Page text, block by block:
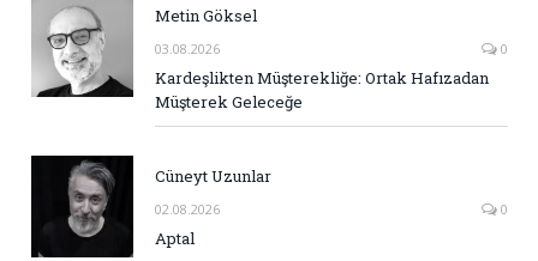
Metin Göksel
03.08.2026 0
Kardeşlikten Müşterekliğe: Ortak Hafızadan
Müşterek Geleceğe
Cüneyt Uzunlar
02.08.2026 0
Aptal